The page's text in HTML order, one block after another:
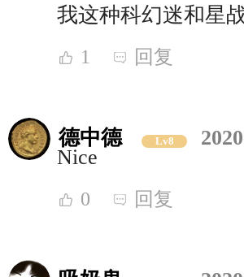
我这种科幻迷和星
1 回复
德中德 Lv8
Nice
0 回复